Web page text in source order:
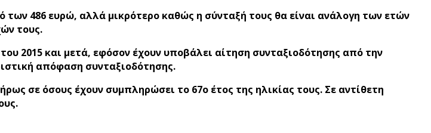
486 ευρώ, αλλά μικρότερο καθώς η σύνταξή τους θα είναι ανάλογη των ετών
τους.
2015 και μετά, εφόσον έχουν υποβάλει αίτηση συνταξιοδότησης από την
απόφαση συνταξιοδότησης.
σε όσους έχουν συμπληρώσει το 67ο έτος της ηλικίας τους. Σε αντίθετη